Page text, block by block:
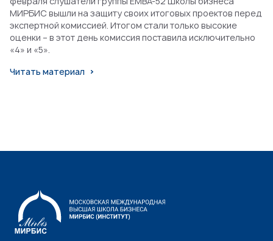
МИРБИС вышли на защиту своих итоговых проектов перед
экспертной комиссией. Итогом стали только высокие
оценки – в этот день комиссия поставила исключительно
«4» и «5».
Читать материал